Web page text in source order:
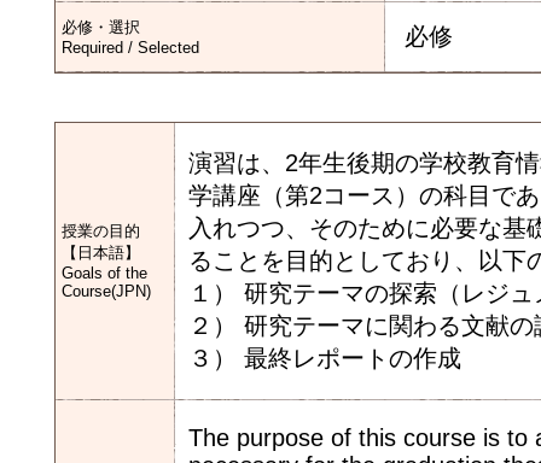
必修・選択
Required / Selected
必修
授業の目的
【日本語】
Goals of the
Course(JPN)
演習は、2年生後期の学校教育
学講座（第2コース）の科目で
入れつつ、そのために必要な
ることを目的としており、以下
１） 研究テーマの探索（レジ
２） 研究テーマに関わる文献
３） 最終レポートの作成
The purpose of this course is to